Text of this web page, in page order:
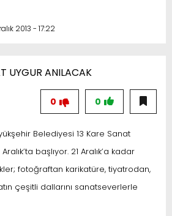
2013 - 17:22
0
0
Belediyesi 13 Kare Sanat
başlıyor. 21 Aralık’a kadar
fotoğraftan karikatüre, tiyatrodan,
çeşitli dallarını sanatseverlerle